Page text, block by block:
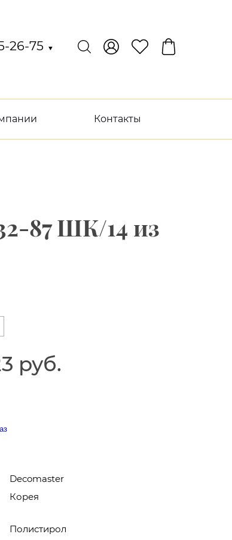
26-75 ▼
Контакты
87 ШК/14 из
руб.
Decomaster
Корея
Полистирол